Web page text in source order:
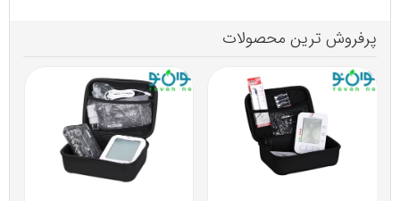
پرفروش ترین محصولات